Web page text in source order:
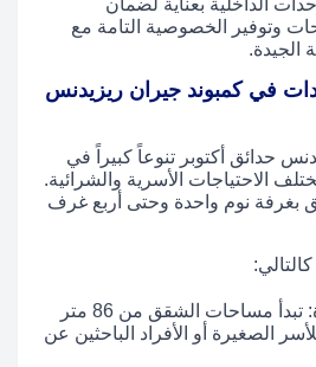
وتوفير الخصوصية التامة مع
الجيدة.
في كمبوند جيران ريزيدنس
حدائق أكتوبر تنوعاً كبيراً في
الاحتياجات الأسرية والشرائية.
بغرفة نوم واحدة وحتى أربع غرف
المساحات الصغيرة: تبدأ مساحات الشقق من 86 متر
الصغيرة أو الأفراد الباحثين عن